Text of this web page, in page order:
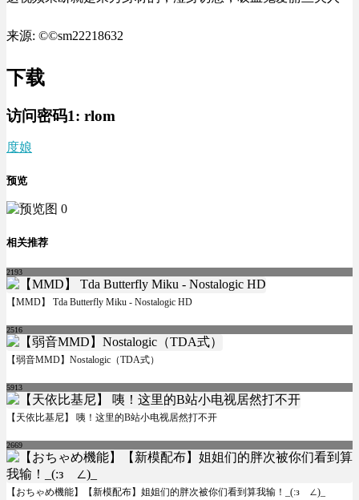
来源: ©©sm22218632
下载
访问密码1: rlom
度娘
预览
相关推荐
2193
【MMD】 Tda Butterfly Miku - Nostalogic HD
2516
【弱音MMD】Nostalogic（TDA式）
5913
【天依比基尼】 咦！这里的B站小电视居然打不开
2669
【おちゃめ機能】【新模配布】姐姐们的胖次被你们看到算我输！_(:зゝ∠)_